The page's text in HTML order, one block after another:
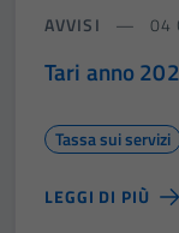
AVVISI 04
Tari anno
Tassa sui servizi
LEGGI DI PIÙ